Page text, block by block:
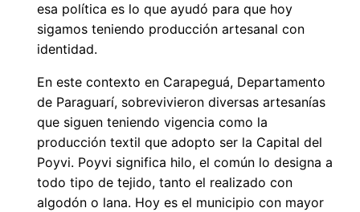
esa política es lo que ayudó para que hoy
sigamos teniendo producción artesanal con
identidad.
En este contexto en Carapeguá, Departamento
de Paraguarí, sobrevivieron diversas artesanías
que siguen teniendo vigencia como la
producción textil que adopto ser la Capital del
Poyvi. Poyvi significa hilo, el común lo designa a
todo tipo de tejido, tanto el realizado con
algodón o lana. Hoy es el municipio con mayor